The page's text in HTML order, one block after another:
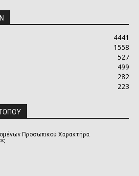
4441
1558
527
499
282
223
Προσωπικού Χαρακτήρα